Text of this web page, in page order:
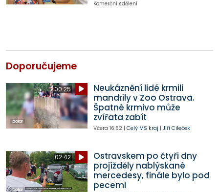
Komerční sdělení
Doporučujeme
00:25
Neukáznění lidé krmili
mandrily v Zoo Ostrava.
Špatné krmivo může
zvířata zabít
Včera 16:52| Celý MS kraj | Jiří Cileček
02:42
Ostravskem po čtyři dny
projížděly nablýskané
mercedesy, finále bylo pod
pecemi